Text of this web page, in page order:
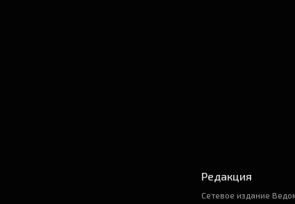
Редакция
Сетевое издание